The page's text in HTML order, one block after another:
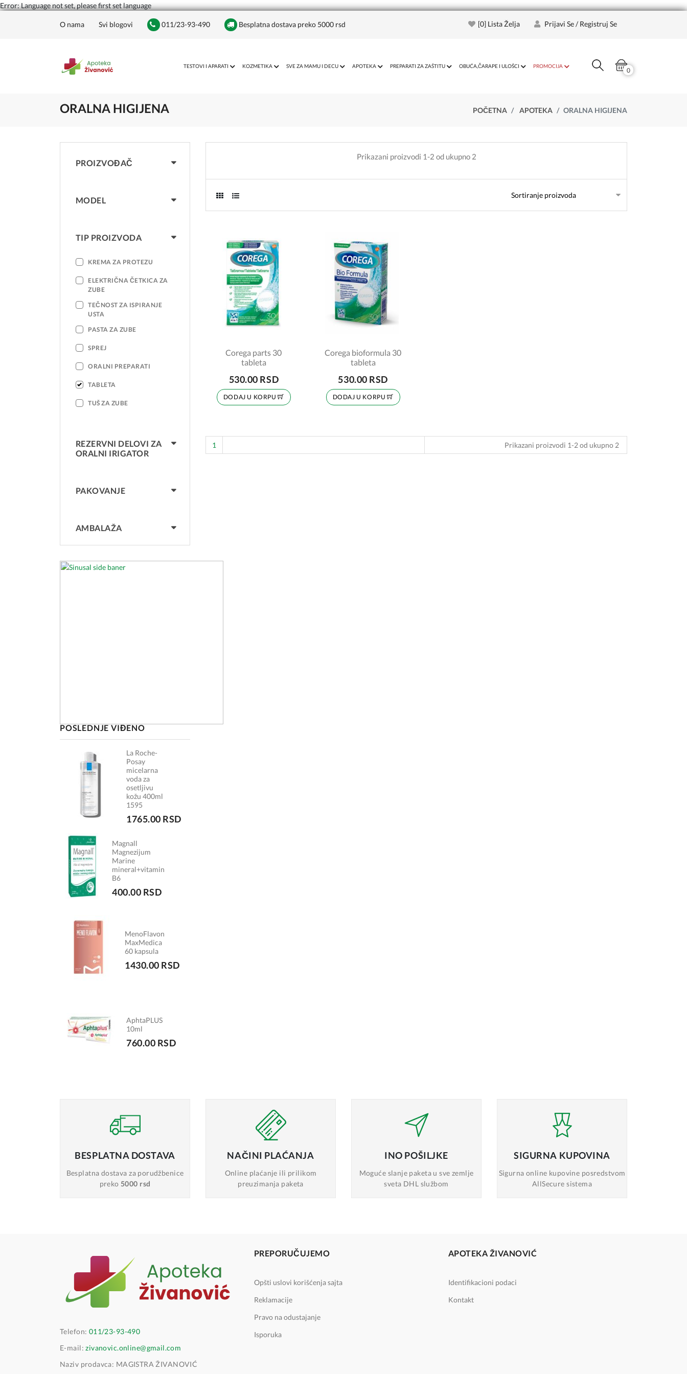
Error: Language not set, please first set language
O nama Svi blogovi 011/23-93-490 Besplatna dostava preko 5000 rsd [0] Lista Želja Prijavi Se / Registruj Se
TESTOVI I APARATI KOZMETIKA SVE ZA MAMU I DECU APOTEKA PREPARATI ZA ZAŠTITU OBUĆA,ČARAPE I ULOŠCI PROMOCIJA
0
ORALNA HIGIJENA POČETNA APOTEKA ORALNA HIGIJENA
PROIZVOĐAČ
MODEL
TIP PROIZVODA
KREMA ZA PROTEZU
ELEKTRIČNA ČETKICA ZA
ZUBE
TEČNOST ZA ISPIRANJE
USTA
PASTA ZA ZUBE
SPREJ
ORALNI PREPARATI
TABLETA
TUŠ ZA ZUBE
REZERVNI DELOVI ZA
ORALNI IRIGATOR
PAKOVANJE
AMBALAŽA
POSLEDNJE VIĐENO
La Roche-
Posay
micelarna
voda za
osetljivu
kožu 400ml
1595
1765.00 RSD
Magnall
Magnezijum
Marine
mineral+vitamin
B6
400.00 RSD
MenoFlavon
MaxMedica
60 kapsula
1430.00 RSD
AphtaPLUS
10ml
760.00 RSD
Prikazani proizvodi 1-2 od ukupno 2
Corega parts 30
tableta
530.00 RSD
DODAJ U KORPU
Corega bioformula 30
tableta
530.00 RSD
DODAJ U KORPU
1 Prikazani proizvodi 1-2 od ukupno 2
BESPLATNA DOSTAVA
Besplatna dostavaza porudžbenice
preko 5000 rsd
NAČINI PLAĆANJA
Online plaćanje ili prilikom
preuzimanja paketa
INO POŠILJKE
Moguće slanje paketa u sve zemlje
sveta DHL službom
SIGURNA KUPOVINA
Sigurna online kupovine posredstvom
AllSecure sistema
Telefon: 011/23-93-490
E-mail:zivanovic.online@gmail.com
Naziv prodavca: MAGISTRA ŽIVANOVIĆ
PREPORUČUJEMO
Opšti uslovi korišćenja sajta
Reklamacije
Pravo na odustajanje
Isporuka
APOTEKA ŽIVANOVIĆ
Identifikacioni podaci
Kontakt